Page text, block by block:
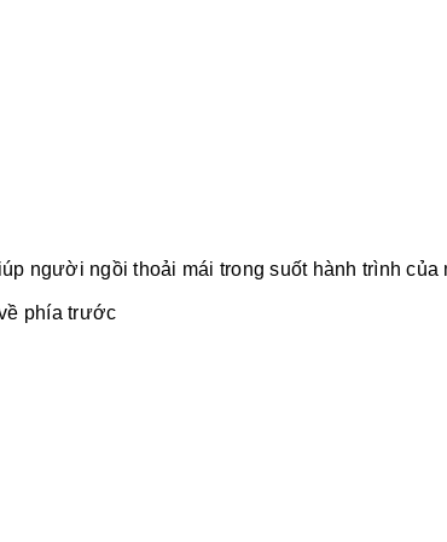
người ngồi thoải mái trong suốt hành trình của
phía trước